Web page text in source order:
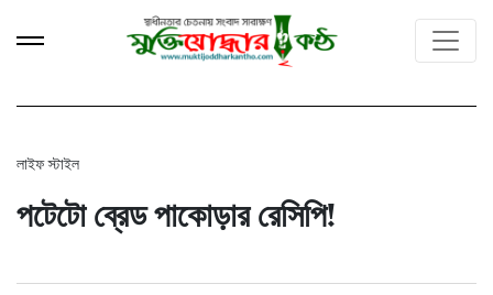
লাইফ স্টাইল
পটেটো ব্রেড পাকোড়ার রেসিপি!